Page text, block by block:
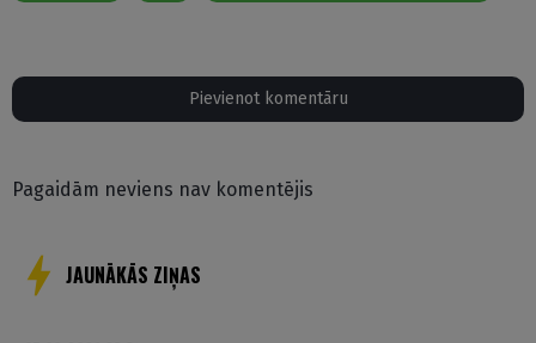
Pievienot komentāru
Pagaidām neviens nav komentējis
JAUNĀKĀS ZIŅAS